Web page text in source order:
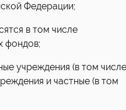
Федерации;
в том числе
фондов;
учреждения (в том числе
и частные (в том